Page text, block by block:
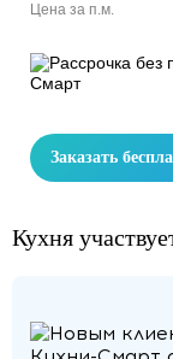
Цена за п.м.
Заказать
Кухня